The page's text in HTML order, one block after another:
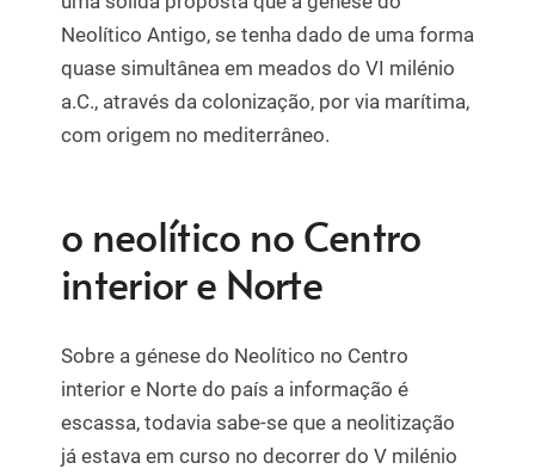
Neolítico Antigo, se tenha dado de uma forma
quase simultânea em meados do VI milénio
a.C., através da colonização, por via marítima,
com origem no mediterrâneo.
o neolítico no Centro
interior e Norte
Sobre a génese do Neolítico no Centro
interior e Norte do país a informação é
escassa, todavia sabe-se que a neolitização
já estava em curso no decorrer do V milénio